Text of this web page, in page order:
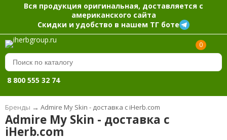
Вся продукция оригинальная, доставляется с
американского сайта
Скидки и удобство в нашем ТГ боте
0
8 800 555 32 74
Бренды → Admire My Skin - доставка с iHerb.com
Admire My Skin - доставка с
iHerb.com